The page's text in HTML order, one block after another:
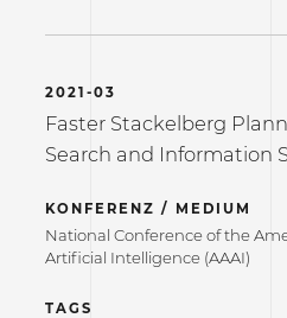
2021-03
Faster Stackelberg
Search and Information
KONFERENZ / MEDIUM
National Conference of the
Artificial Intelligence (AAAI)
TAGS